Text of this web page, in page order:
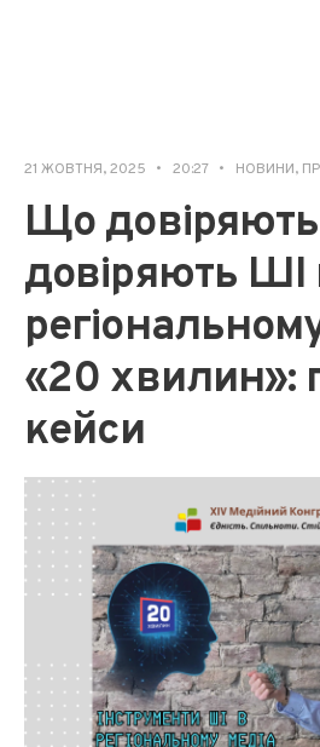
21 ЖОВТНЯ, 2025 • 20:27 • НОВИНИ,
Що довіряють
довіряють ШІ
«20 хвилин»:
кейси